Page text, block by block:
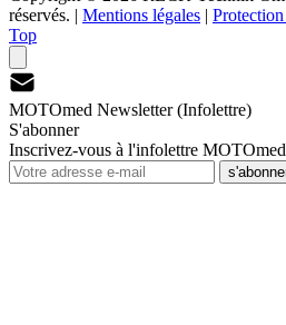
réservés. | Mentions légales |
Top
MOTOmed Newsletter (Infolettre)
S'abonner
Inscrivez-vous à l'infolettre